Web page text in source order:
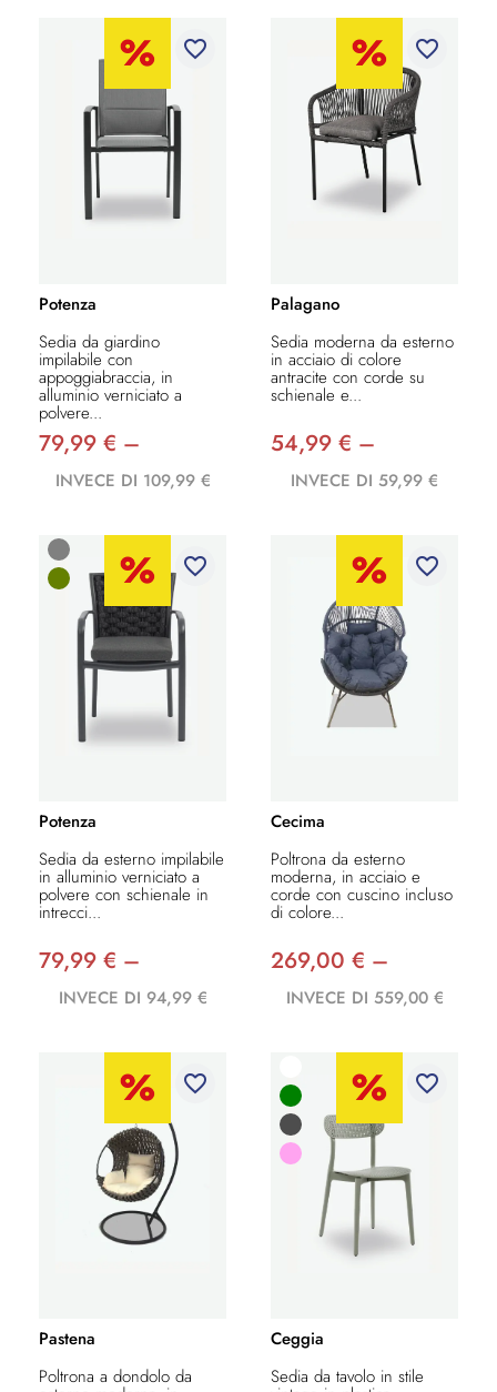
favorite_border
Potenza
Sedia da giardino
impilabile con
appoggiabraccia, in
alluminio verniciato a
polvere...
79,99 € –
INVECE DI 109,99 €
favorite_border
Palagano
Sedia moderna da esterno
in acciaio di colore
antracite con corde su
schienale e...
54,99 € –
INVECE DI 59,99 €
favorite_border
Potenza
Sedia da esterno impilabile
in alluminio verniciato a
polvere con schienale in
intrecci...
79,99 € –
INVECE DI 94,99 €
favorite_border
Cecima
Poltrona da esterno
moderna, in acciaio e
corde con cuscino incluso
di colore...
269,00 € –
INVECE DI 559,00 €
favorite_border
Pastena
Poltrona a dondolo da
favorite_border
Ceggia
Sedia da tavolo in stile